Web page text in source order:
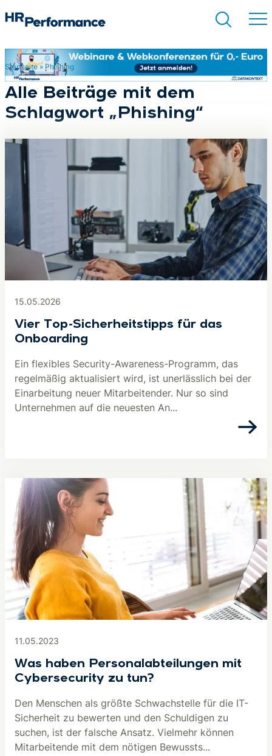
Suchen
Startseite» Phishing
Alle Beiträge mit dem
Schlagwort „Phishing“
15.05.2026
Vier Top-Sicherheitstipps für das
Onboarding
Ein flexibles Security-Awareness-Programm, das
regelmäßig aktualisiert wird, ist unerlässlich bei der
Einarbeitung neuer Mitarbeitender. Nur so sind
Unternehmen auf die neuesten An...
11.05.2023
Was haben Personalabteilungen mit
Cybersecurity zu tun?
Den Menschen als größte Schwachstelle für die IT-
Sicherheit zu bewerten und den Schuldigen zu
suchen, ist der falsche Ansatz. Vielmehr können
Mitarbeitende mit dem nötigen Bewussts...